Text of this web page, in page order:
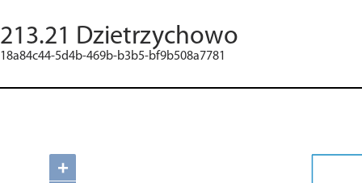
213.21 Dzietrzychowo
18a84c44-5d4b-469b-b3b5-bf9b508a7781
+